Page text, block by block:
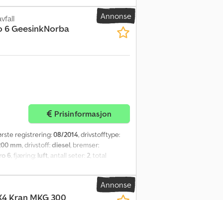
elektrisk vindusregulering,
Annonse
6 GeesinkNorba
Prisinformasjon
registrering:08/2014, drivstofftype:
mm , drivstoff:diesel , bremser:
6 , fjæring: luft , antall seter: 2 , total
aircondition, cruise control,
Annonse
Kran MKG 300